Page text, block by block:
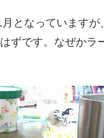
となっています
ずです。なぜかラ